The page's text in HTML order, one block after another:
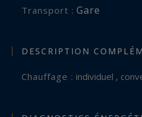
Transport : Gare
DESCRIPTION
Chauffage : individuel ,